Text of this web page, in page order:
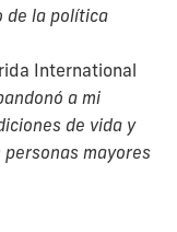
de la política
International
a mi
de vida y
mayores